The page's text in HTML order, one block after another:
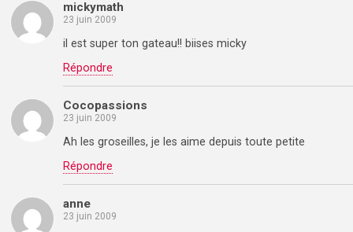
mickymath
23 juin 2009
il est super ton gateau!! biises micky
Répondre
Cocopassions
23 juin 2009
Ah les groseilles, je les aime depuis toute petite
Répondre
anne
23 juin 2009